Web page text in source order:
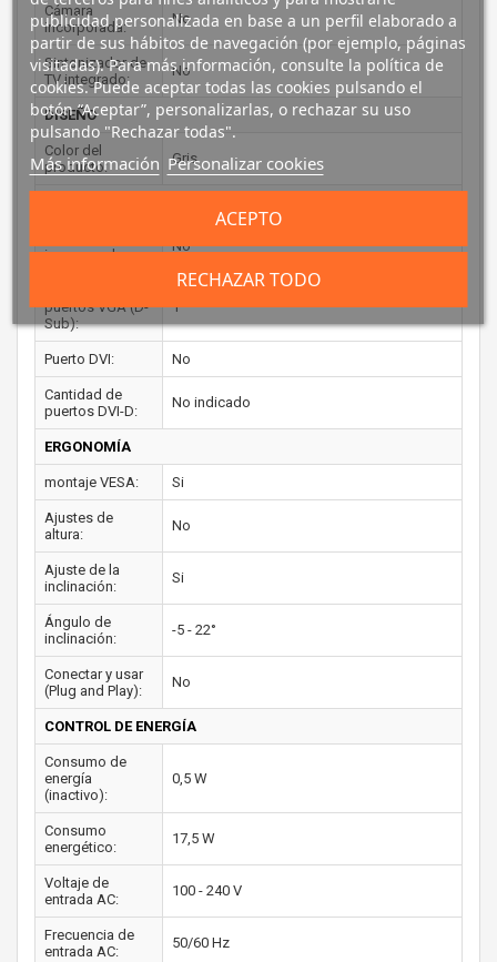
Cámara
incorporada:
No
Sintonizador de
TV integrado:
No
DISEÑO
Color del
producto:
Gris
incorporado:
No
puertos VGA (D-
Sub):
1
Puerto DVI: No
Cantidad de
puertos DVI-D:
No indicado
ERGONOMÍA
montaje VESA: Si
Ajustes de
altura:
No
Ajuste de la
inclinación:
Si
Ángulo de
inclinación:
-5 - 22°
Conectar y usar
(Plug and Play):
No
CONTROL DE ENERGÍA
Consumo de
energía
(inactivo):
0,5 W
Consumo
energético:
17,5 W
Voltaje de
entrada AC:
100 - 240 V
Frecuencia de
entrada AC:
50/60 Hz
publicidad personalizada en base a un perfil elaborado a
partir de sus hábitos de navegación (por ejemplo, páginas
visitadas). Para más información, consulte la política de
cookies. Puede aceptar todas las cookies pulsando el
botón “Aceptar”, personalizarlas, o rechazar su uso
pulsando "Rechazar todas".
Más información Personalizar cookies
RECHAZAR TODO
ACEPTO